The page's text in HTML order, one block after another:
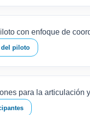
con enfoque de
del piloto
para la articulación